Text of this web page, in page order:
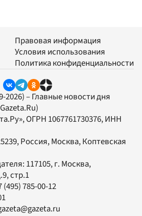
Правовая информация
Условия использования
Политика конфиденциальности
2026) – Главные новости дня
, ОГРН 1067761730376, ИНН
Россия, Москва, Коптевская
117105, г. Москва,
стр.1
(495) 785-00-12